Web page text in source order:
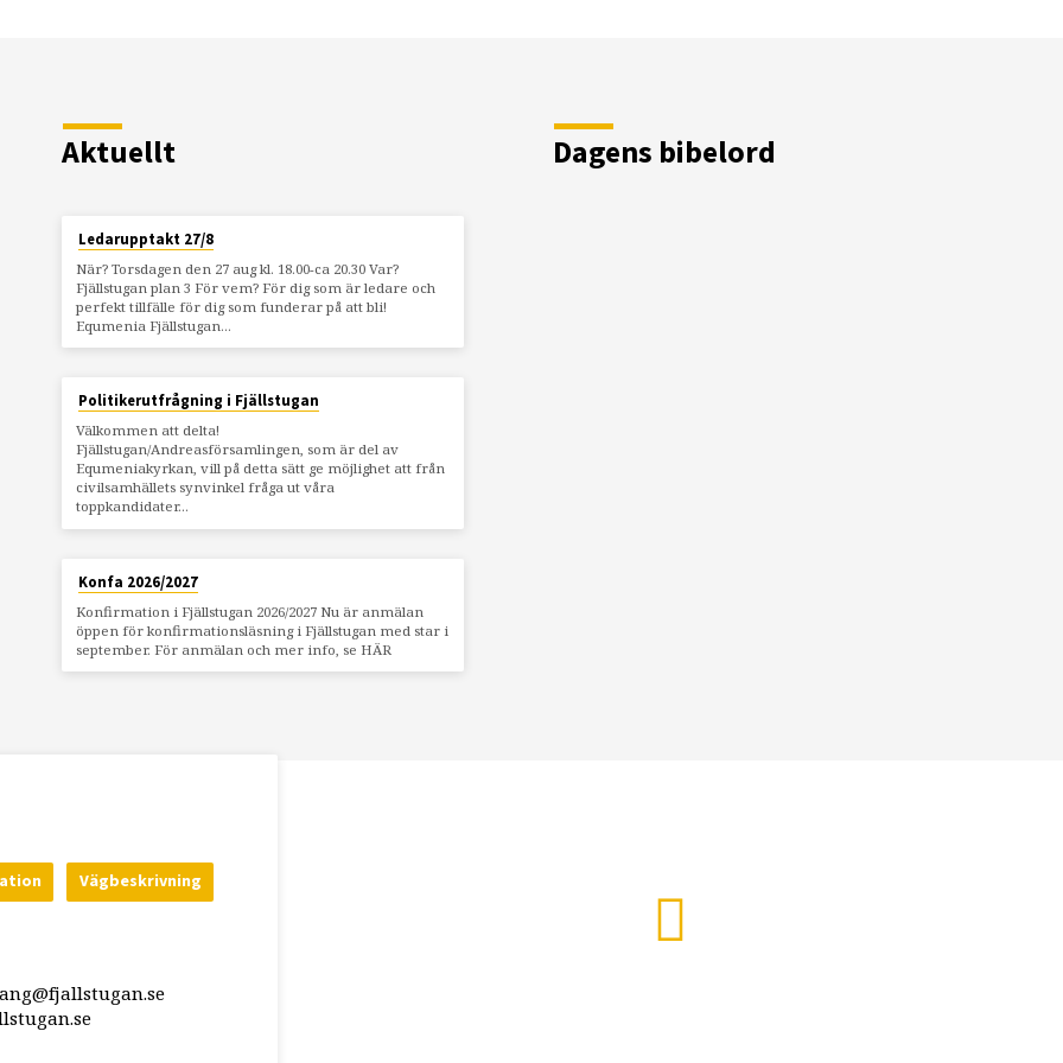
Aktuellt
Ledarupptakt 27/8
När? Torsdagen den 27 aug kl. 18.00-ca 20.30 Var?
Fjällstugan plan 3 För vem? För dig som är ledare och
perfekt tillfälle för dig som funderar på att bli!
Equmenia Fjällstugan…
Politikerutfrågning i Fjällstugan
Välkommen att delta!
Fjällstugan/Andreasförsamlingen, som är del av
Equmeniakyrkan, vill på detta sätt ge möjlighet att från
civilsamhällets synvinkel fråga ut våra
toppkandidater…
Konfa 2026/2027
Konfirmation i Fjällstugan 2026/2027 Nu är anmälan
öppen för konfirmationsläsning i Fjällstugan med star i
september. För anmälan och mer info, se HÄR
Dagens bibelord
Vägbeskrivning